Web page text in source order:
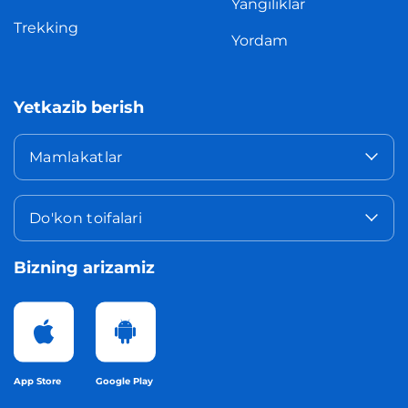
Trekking
Yangiliklar
Yordam
Yetkazib berish
Mamlakatlar
Do'kon toifalari
Bizning arizamiz
App Store Google Play